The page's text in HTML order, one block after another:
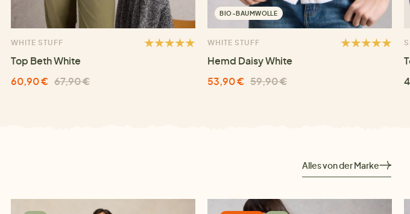
WHITE STUFF
Top Beth White
60,90 € 67,90 €
BIO-BAUMWOLLE
WHITE STUFF
Hemd Daisy White
53,90 € 59,90 €
Alles von der Marke